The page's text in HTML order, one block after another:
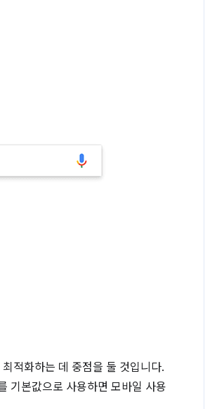
적화하는 데 중점을 둘 것입니다.
기본값으로 사용하면 모바일 사용